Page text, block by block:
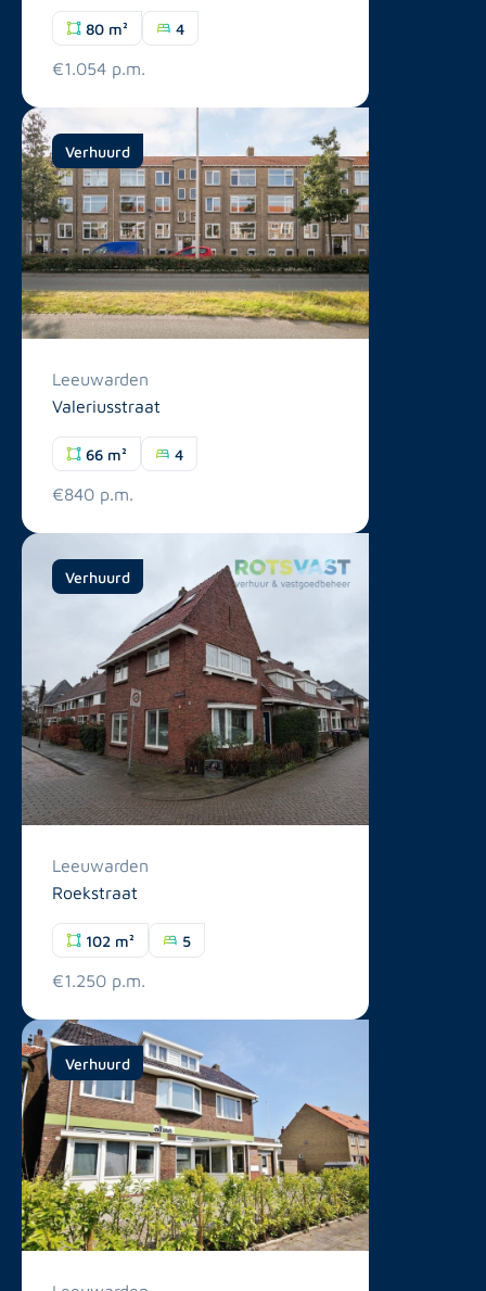
80 m² 4
€1.054 p.m.
Verhuurd
Leeuwarden
Valeriusstraat
66 m² 4
€840 p.m.
Verhuurd
Leeuwarden
Roekstraat
102 m² 5
€1.250 p.m.
Verhuurd